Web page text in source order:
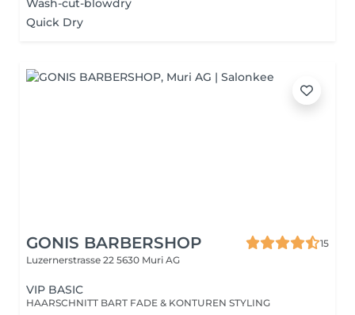
Wash-cut-blowdry
Quick Dry
GONIS BARBERSHOP
15
Luzernerstrasse 22 5630 Muri AG
VIP BASIC
HAARSCHNITT BART FADE & KONTUREN STYLING